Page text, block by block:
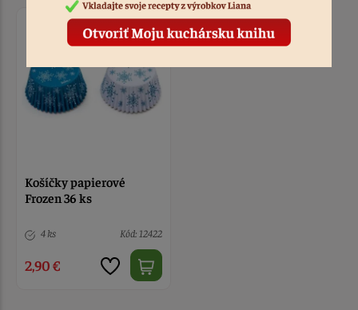
Košíčky papierové
Frozen 36 ks
4 ks Kód: 12422
2,90 €